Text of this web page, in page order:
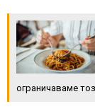
ограничаваме